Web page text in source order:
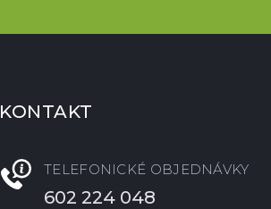
KONTAKT
TELEFONICKÉ OBJEDNÁVKY
602 224 048